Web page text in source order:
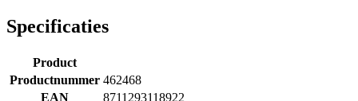
Specificaties
Product
Productnummer 462468
EAN
8711293118922